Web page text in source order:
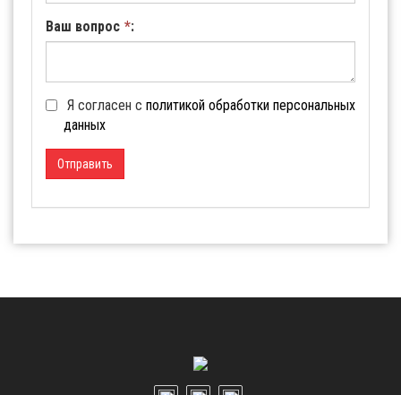
Ваш вопрос *:
Я согласен с политикой обработки персональных
данных
Отправить